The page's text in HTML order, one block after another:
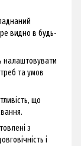
видно в будь-
налаштовувати
та умов
що
з
і